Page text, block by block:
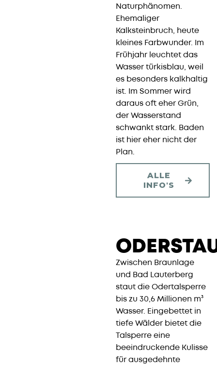
Naturphänomen.
Ehemaliger
Kalksteinbruch, heute
kleines Farbwunder. Im
Frühjahr leuchtet das
Wasser türkisblau, weil
es besonders kalkhaltig
ist. Im Sommer wird
daraus oft eher Grün,
der Wasserstand
schwankt stark. Baden
ist hier eher nicht der
Plan.
ALLE
INFO'S
Zwischen Braunlage
und Bad Lauterberg
staut die Odertalsperre
bis zu 30,6 Millionen m³
Wasser. Eingebettet in
tiefe Wälder bietet die
Talsperre eine
beeindruckende Kulisse
für ausgedehnte